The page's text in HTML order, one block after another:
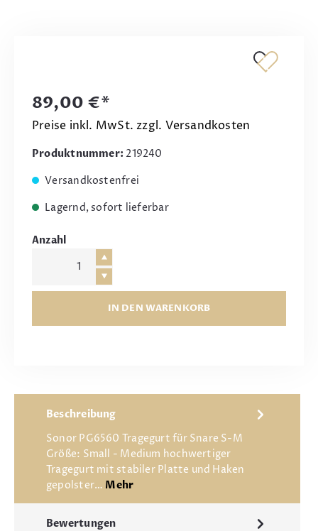
89,00 €*
Preise inkl. MwSt. zzgl. Versandkosten
Produktnummer: 219240
Versandkostenfrei
Lagernd, sofort lieferbar
Anzahl
IN DEN WARENKORB
Beschreibung
Sonor PG6560 Tragegurt für Snare S-M
Größe: Small - Medium hochwertiger
Tragegurt mit stabiler Platte und Haken
gepolster… Mehr
Bewertungen